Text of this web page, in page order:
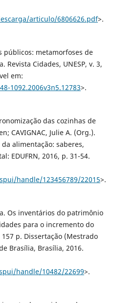
articulo/6806626.pdf>.
públicos: metamorfoses de
Cidades, UNESP, v. 3,
em:
1092.2006v3n5.12783>.
das cozinhas de
CAVIGNAC, Julie A. (Org.).
alimentação: saberes,
EDUFRN, 2016, p. 31-54.
handle/123456789/22015>.
Os inventários do patrimônio
para o incremento do
p. Dissertação (Mestrado
Brasília, Brasília, 2016.
handle/10482/22699>.